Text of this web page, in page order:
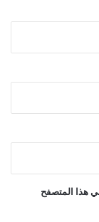
هذا المتصفح